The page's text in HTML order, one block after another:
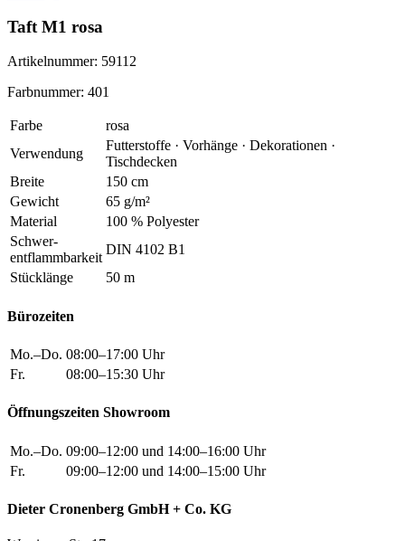
Taft M1 rosa
Artikelnummer: 59112
Farbnummer: 401
Farbe
rosa
Verwendung
Futterstoffe · Vorhänge · Dekorationen ·
Tischdecken
Breite
150 cm
Gewicht
65 g/m²
Material
100 % Polyester
Schwer-
entflammbarkeit
DIN 4102 B1
Stücklänge
50 m
Bürozeiten
Mo.–Do. 08:00–17:00 Uhr
Fr.
08:00–15:30 Uhr
Öffnungszeiten Showroom
Mo.–Do. 09:00–12:00 und 14:00–16:00 Uhr
Fr.
09:00–12:00 und 14:00–15:00 Uhr
Dieter Cronenberg GmbH + Co. KG